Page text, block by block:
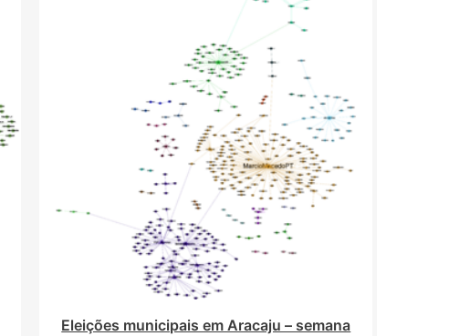
Eleições municipais em Aracaju – semana